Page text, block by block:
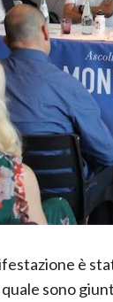
è
sono